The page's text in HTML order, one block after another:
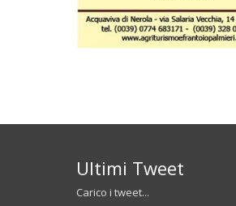
Ultimi Tweet
Carico i tweet...